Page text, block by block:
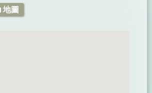
地圖